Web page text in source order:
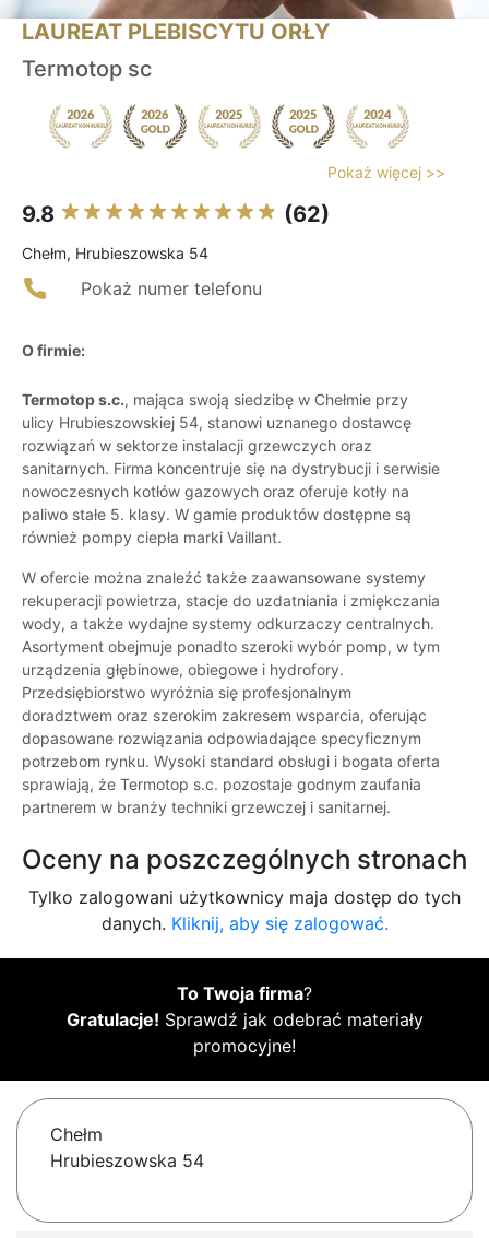
LAUREAT PLEBISCYTU ORŁY
Termotop sc
Pokaż więcej >>
9.8 (62)
Chełm, Hrubieszowska 54
Pokaż numer telefonu
O firmie:
Termotop s.c., mająca swoją siedzibę w Chełmie przy
ulicy Hrubieszowskiej 54, stanowi uznanego dostawcę
rozwiązań w sektorze instalacji grzewczych oraz
sanitarnych. Firma koncentruje się na dystrybucji i serwisie
nowoczesnych kotłów gazowych oraz oferuje kotły na
paliwo stałe 5. klasy. W gamie produktów dostępne są
również pompy ciepła marki Vaillant.
W ofercie można znaleźć także zaawansowane systemy
rekuperacji powietrza, stacje do uzdatniania i zmiękczania
wody, a także wydajne systemy odkurzaczy centralnych.
Asortyment obejmuje ponadto szeroki wybór pomp, w tym
urządzenia głębinowe, obiegowe i hydrofory.
Przedsiębiorstwo wyróżnia się profesjonalnym
doradztwem oraz szerokim zakresem wsparcia, oferując
dopasowane rozwiązania odpowiadające specyficznym
potrzebom rynku. Wysoki standard obsługi i bogata oferta
sprawiają, że Termotop s.c. pozostaje godnym zaufania
partnerem w branży techniki grzewczej i sanitarnej.
Oceny na poszczególnych stronach
Tylko zalogowani użytkownicy maja dostęp do tych
danych. Kliknij, aby się zalogować.
To Twoja firma?
Gratulacje! Sprawdź jak odebrać materiały
promocyjne!
Chełm
Hrubieszowska 54